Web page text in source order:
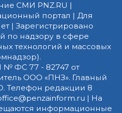
СМИ PNZ.RU |
портал | Для
| Зарегистрировано
по надзору в сфере
технологий и массовых
№ ФС 77 - 82747 от
ООО «ПНЗ». Главный
Телефон редакции 8
| На
информационные